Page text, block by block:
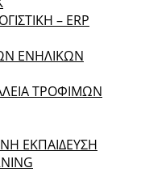
– ERP
ΕΝΗΛΙΚΩΝ
ΤΡΟΦΙΜΩΝ
ΕΚΠΑΙΔΕΥΣΗ